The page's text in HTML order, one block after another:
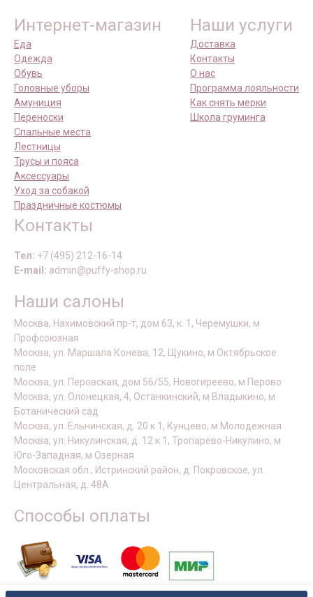
Интернет-магазин
Еда
Одежда
Обувь
Головные уборы
Амуниция
Переноски
Спальные места
Лестницы
Трусы и пояса
Аксессуары
Уход за собакой
Праздничные костюмы
Наши услуги
Доставка
Контакты
О нас
Программа лояльности
Как снять мерки
Школа груминга
Контакты
Тел: +7 (495) 212-16-14
E-mail: admin@puffy-shop.ru
Наши салоны
Москва, Нахимовский пр-т, дом 63, к. 1, Черемушки, м
Профсоюзная
Москва, ул. Маршала Конева, 12, Щукино, м Октябрьское
поле
Москва, ул. Перовская, дом 56/55, Новогиреево, м Перово
Москва, ул. Олонецкая, 4, Останкинский, м Владыкино, м
Ботанический сад
Москва, ул. Ельнинская, д. 20 к 1, Кунцево, м Молодежная
Москва, ул. Никулинская, д. 12 к 1, Тропарёво-Никулино, м
Юго-Западная, м Озерная
Московская обл., Истринский район, д. Покровское, ул.
Центральная, д. 48А
Способы оплаты